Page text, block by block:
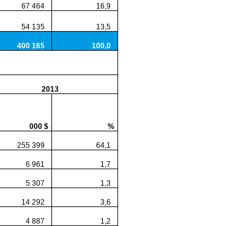
67 464 16,9
54 135 13,5
400 165 100,0
2013
000 $ %
255 399 64,1
6 961 1,7
5 307 1,3
14 292 3,6
4 887 1,2